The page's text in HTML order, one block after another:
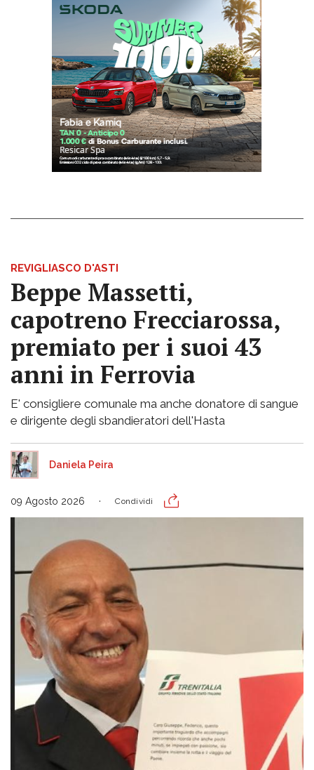
REVIGLIASCO D'ASTI
Beppe Massetti,
capotreno Frecciarossa,
premiato per i suoi 43
anni in Ferrovia
E' consigliere comunale ma anche donatore di sangue
e dirigente degli sbandieratori dell'Hasta
Daniela Peira
09 Agosto 2026 Condividi